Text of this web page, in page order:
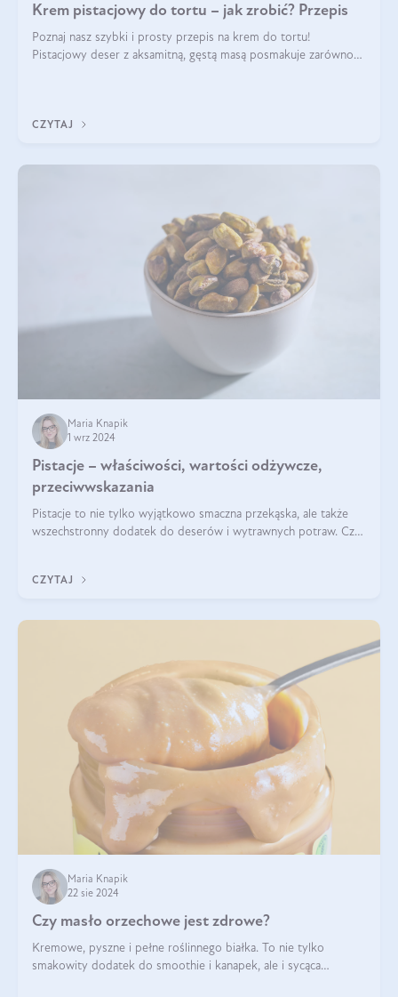
Krem pistacjowy do tortu – jak zrobić? Przepis
Poznaj nasz szybki i prosty przepis na krem do tortu!
Pistacjowy deser z aksamitną, gęstą masą posmakuje zarówno
CZYTAJ
Maria Knapik
1 wrz 2024
Pistacje – właściwości, wartości odżywcze,
przeciwwskazania
Pistacje to nie tylko wyjątkowo smaczna przekąska, ale także
wszechstronny dodatek do deserów i wytrawnych potraw. Czy
CZYTAJ
Maria Knapik
22 sie 2024
Czy masło orzechowe jest zdrowe?
Kremowe, pyszne i pełne roślinnego białka. To nie tylko
smakowity dodatek do smoothie i kanapek, ale i sycąca